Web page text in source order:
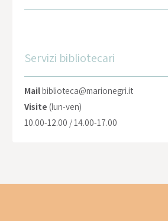
Servizi bibliotecari
Mailbiblioteca@marionegri.it
Visite (lun-ven)
10.00-12.00 / 14.00-17.00